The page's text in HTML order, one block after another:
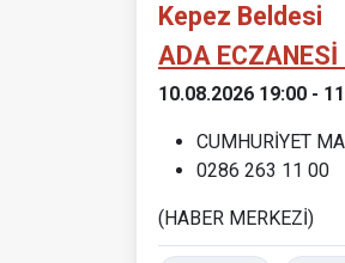
Kepez Beldesi
ADA
10.08.2026 19:00 -
CUMHURİYET
0286 263 11 00
(HABER MERKEZİ)